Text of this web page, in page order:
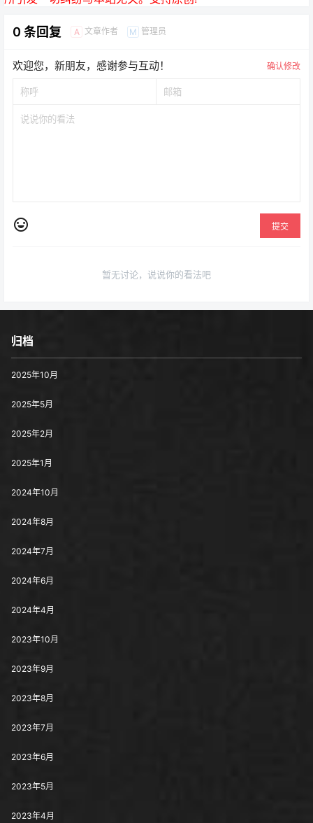
0 条回复 A 文章作者 M 管理员
欢迎您，新朋友，感谢参与互动！ 确认修改
提交
暂无讨论，说说你的看法吧
归档
2025年10月
2025年5月
2025年2月
2025年1月
2024年10月
2024年8月
2024年7月
2024年6月
2024年4月
2023年10月
2023年9月
2023年8月
2023年7月
2023年6月
2023年5月
2023年4月